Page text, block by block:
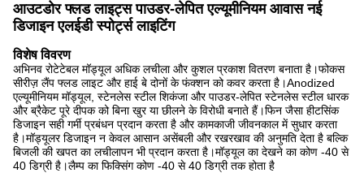
आउटडोर फ्लड लाइट्स पाउडर-लेपित एल्यूमीनियम आवास नई
डिजाइन एलईडी स्पोर्ट्स लाइटिंग
विशेष विवरण
अभिनव रोटेटेबल मॉड्यूल अधिक लचीला और कुशल प्रकाश वितरण बनाता है।फोकस
सीरीज़ लैंप फ्लड लाइट और हाई बे दोनों के फंक्शन को कवर करता है।Anodized
एल्यूमीनियम मॉड्यूल, स्टेनलेस स्टील शिकंजा और पाउडर-लेपित स्टेनलेस स्टील धारक
और ब्रैकेट पूरे दीपक को बिना खुर या छीलने के विरोधी बनाते हैं।फिन जैसा हीटसिंक
डिजाइन सही गर्मी प्रबंधन प्रदान करता है और कामकाजी जीवनकाल में सुधार करता
है।मॉड्यूलर डिजाइन न केवल आसान असेंबली और रखरखाव की अनुमति देता है बल्कि
बिजली की खपत का लचीलापन भी प्रदान करता है।मॉड्यूल का देखने का कोण -40 से
40 डिग्री है।लैम्प का फिक्सिंग कोण -40 से 40 डिग्री तक होता है